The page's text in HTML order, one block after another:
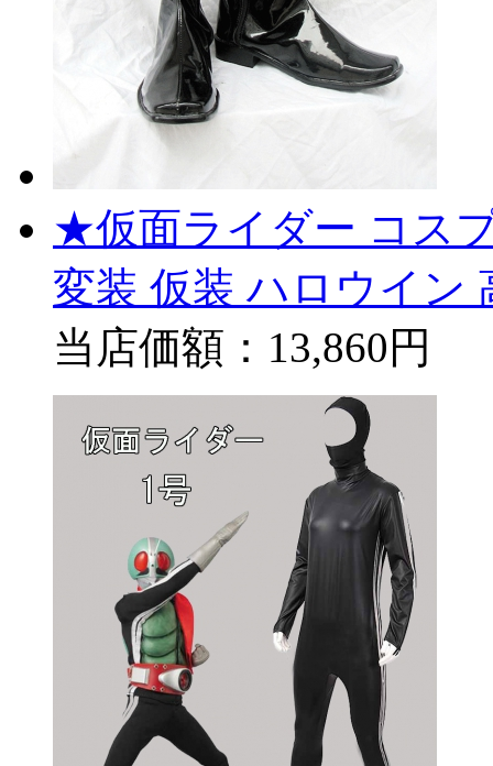
★仮面ライダー コス
変装 仮装 ハロウイン
当店価額： 13,860円